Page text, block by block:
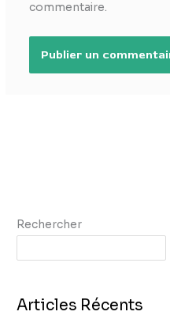
commentaire.
Rechercher
Articles Récents